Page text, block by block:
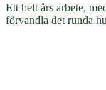
Ett helt års arbete,
förvandla det runda